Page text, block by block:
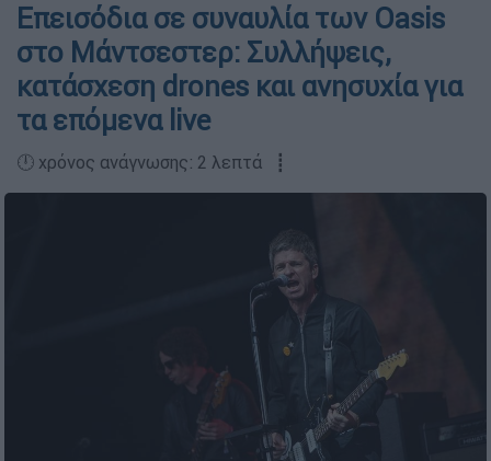
Επεισόδια σε συναυλία των Oasis
στο Μάντσεστερ: Συλλήψεις,
κατάσχεση drones και ανησυχία για
τα επόμενα live
🕛 χρόνος ανάγνωσης: 2 λεπτά ┋